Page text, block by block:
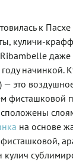
к Пасхе
куличи-
даже
начинкой.
это
фисташковой
на основе
кулич